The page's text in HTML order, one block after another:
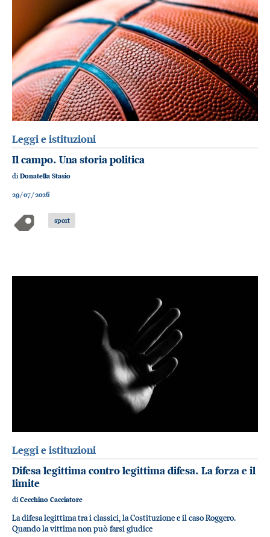
Leggi e istituzioni
Il campo. Una storia politica
di Donatella Stasio
29/07/2026
sport
Leggi e istituzioni
Difesa legittima contro legittima difesa. La forza e il
limite
diCecchino Cacciatore
La difesa legittima tra i classici, la Costituzione e il caso Roggero.
Quando la vittima non può farsi giudice